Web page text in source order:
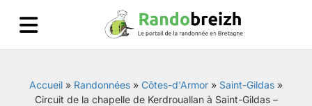
Accueil » Randonnées » Côtes-d'Armor » Saint-Gildas »
Circuit de la chapelle de Kerdrouallan à Saint-Gildas –